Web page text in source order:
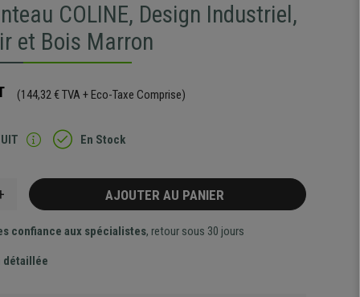
COLINE, Design Industriel,
et Bois Marron
(144,32 € TVA + Eco-Taxe Comprise)
En Stock
AJOUTER AU PANIER
confiance aux spécialistes, retour sous 30 jours
détaillée